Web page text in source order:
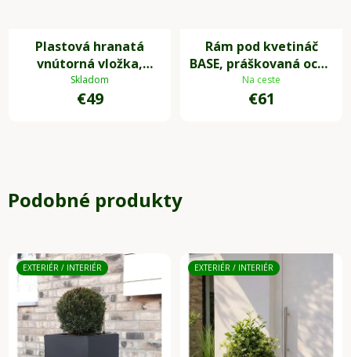
Plastová hranatá
vnútorná vložka,
32*39*39 cm, so
zavlažovacím setom,
Skladom
€49
Rám pod kvetináč
BASE, práškovaná oceľ,
40x40x10 cm, čierna
Na ceste
€61
Podobné produkty
EXTERIÉR / INTERIÉR EXTERIÉR / INTERIÉR